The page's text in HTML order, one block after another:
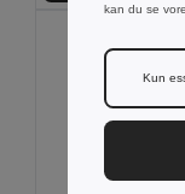
kan du se
Kun